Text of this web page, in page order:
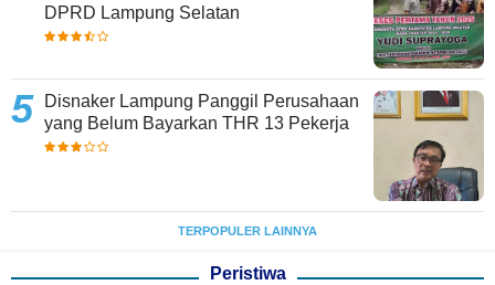
DPRD Lampung Selatan
Disnaker Lampung Panggil Perusahaan
yang Belum Bayarkan THR 13 Pekerja
TERPOPULER LAINNYA
Peristiwa